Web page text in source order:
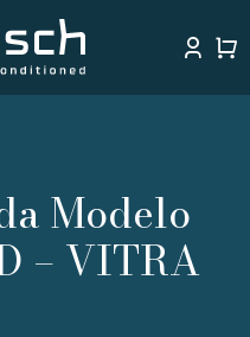
Modelo
– VITRA